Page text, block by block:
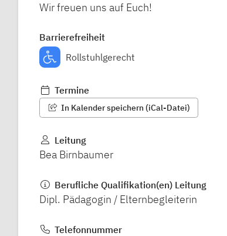
Wir freuen uns auf Euch!
Barrierefreiheit
Rollstuhlgerecht
Termine
In Kalender speichern (iCal-Datei)
Leitung
Bea Birnbaumer
Berufliche Qualifikation(en) Leitung
Dipl. Pädagogin / Elternbegleiterin
Telefonnummer